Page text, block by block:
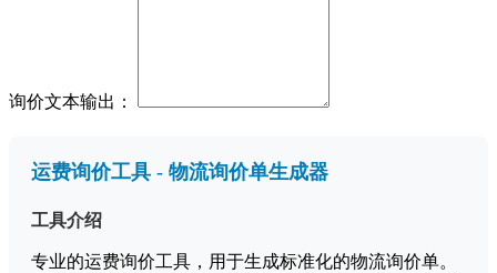
询价文本输出：
运费询价工具 - 物流询价单生成器
工具介绍
专业的运费询价工具，用于生成标准化的物流询价单。